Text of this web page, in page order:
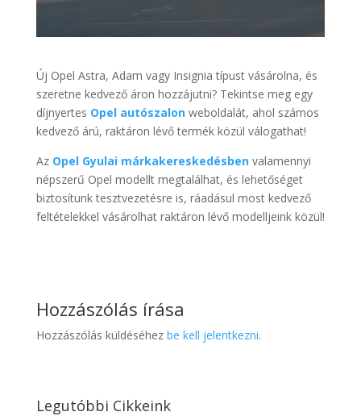
Új Opel Astra, Adam vagy Insignia típust vásárolna, és
szeretne kedvező áron hozzájutni? Tekintse meg egy
díjnyertes Opel autószalonweboldalát, ahol számos
kedvező árú, raktáron lévő termék közül válogathat!
Az Opel Gyulai márkakereskedésbenvalamennyi
népszerű Opel modellt megtalálhat, és lehetőséget
biztosítunk tesztvezetésre is, ráadásul most kedvező
feltételekkel vásárolhat raktáron lévő modelljeink közül!
Hozzászólás írása
Hozzászólás küldéséhez be kell jelentkezni.
Legutóbbi Cikkeink